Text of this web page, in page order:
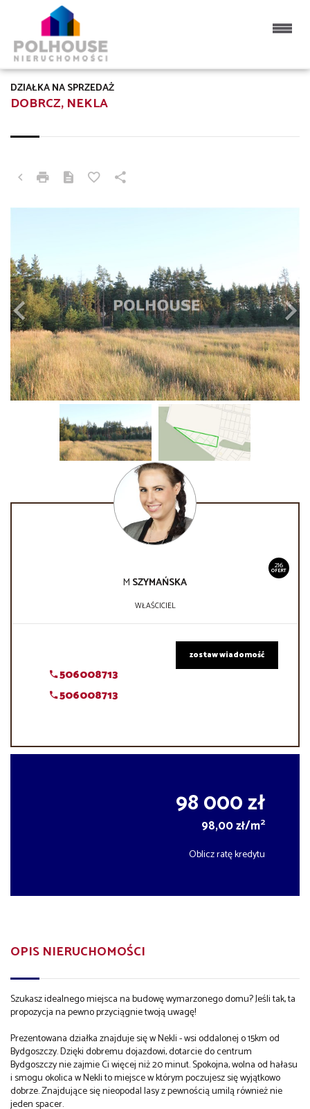
DOBRCZ, NEKLA
DZIAŁKA NA SPRZEDAŻ
216
OFERT
M SZYMAŃSKA
WŁAŚCICIEL
506008713
506008713
zostaw wiadomość
98 000 zł
98,00 zł/m2
Oblicz ratę kredytu
OPIS NIERUCHOMOŚCI
Szukasz idealnego miejsca na budowę wymarzonego domu? Jeśli tak, ta
propozycja na pewno przyciągnie twoją uwagę!
Prezentowana działka znajduje się w Nekli - wsi oddalonej o 15km od
Bydgoszczy. Dzięki dobremu dojazdowi, dotarcie do centrum
Bydgoszczy nie zajmie Ci więcej niż 20 minut. Spokojna, wolna od hałasu
i smogu okolica w Nekli to miejsce w którym poczujesz się wyjątkowo
dobrze. Znajdujące się nieopodal lasy z pewnością umilą również nie
jeden spacer.